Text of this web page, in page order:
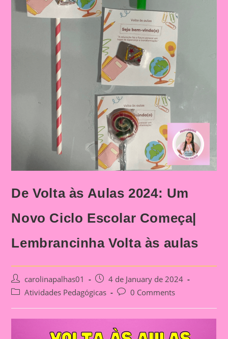
De Volta às Aulas 2024: Um
Novo Ciclo Escolar Começa|
Lembrancinha Volta às aulas
Post
author:
carolinapalhas01
Post
published:
4 de January de 2024
PostAtividades Pedagógicas
Post0 Comments